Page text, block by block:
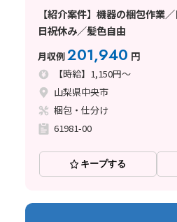
【紹介案件】機器の梱包作業
日祝休み／髪色自由
月収例201,940 円
【時給】1,150円～
山梨県中央市
梱包・仕分け
61981-00
キープする